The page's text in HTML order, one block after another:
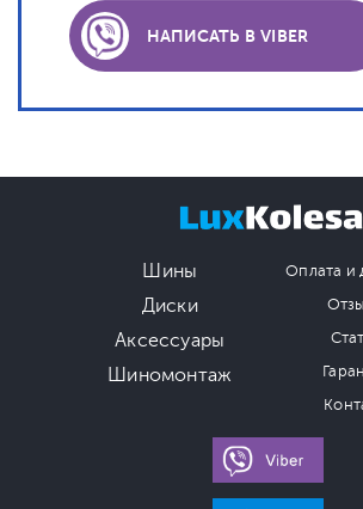
НАПИСАТЬ В VIBER
Шины
Диски
Аксессуары
Шиномонтаж
Оплата и